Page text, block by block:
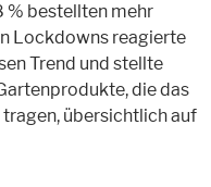
% bestellten mehr
Lockdowns reagierte
Trend und stellte
die das
übersichtlich auf